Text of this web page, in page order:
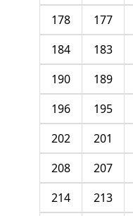
177
178
183
184
189
190
195
196
201
202
207
208
213
214